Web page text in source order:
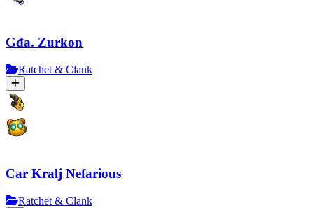
Gđa. Zurkon
Ratchet & Clank
Car Kralj Nefarious
Ratchet & Clank